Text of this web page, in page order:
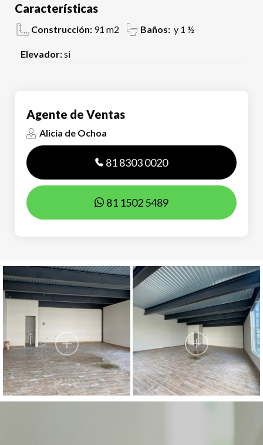
Características
Construcción: 91 m2 Baños: y 1 ½
Elevador:si
Agente de Ventas
Alicia de Ochoa
81 8303 0020
81 1502 5489